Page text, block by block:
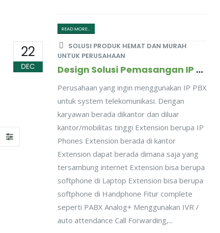
READ MORE...
22
DEC
SOLUSI PRODUK HEMAT DAN MURAH
UNTUK PERUSAHAAN
Design Solusi Pemasangan IP PBX Untuk Perusahaan Dengan Mobilitas Karyawan Tinggi
Perusahaan yang ingin menggunakan IP PBX
untuk system telekomunikasi. Dengan
karyawan berada dikantor dan diluar
kantor/mobilitas tinggi Extension berupa IP
Phones Extension berada di kantor
Extension dapat berada dimana saja yang
tersambung internet Extension bisa berupa
softphone di Laptop Extension bisa berupa
softphone di Handphone Fitur complete
seperti PABX Analog+ Menggunakan IVR /
auto attendance Call Forwarding,...